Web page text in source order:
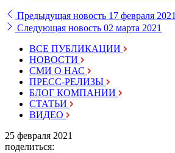
Предыдущая новость 17 февраля 2021
Следующая новость 02 марта 2021
ВСЕ ПУБЛИКАЦИИ
НОВОСТИ
СМИ О НАС
ПРЕСС-РЕЛИЗЫ
БЛОГ КОМПАНИИ
СТАТЬИ
ВИДЕО
25 февраля 2021
поделиться: